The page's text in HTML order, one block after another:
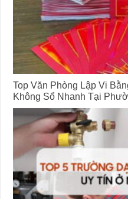
Top Văn Phòng Lập Vi
Không Sổ Nhanh Tại